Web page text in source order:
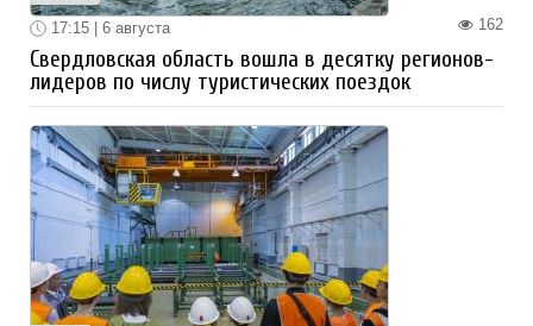
162
17:15 | 6 августа
Свердловская область вошла в десятку регионов-
лидеров по числу туристических поездок